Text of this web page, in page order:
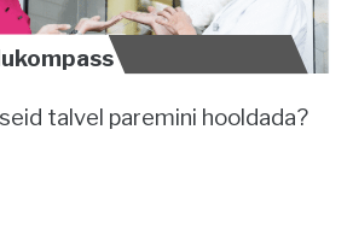
talvel paremini hooldada?